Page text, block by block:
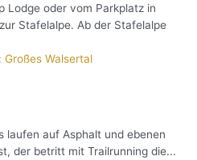
Lodge oder vom Parkplatz in
Stafelalpe. Ab der Stafelalpe
Großes Walsertal
laufen auf Asphalt und ebenen
der betritt mit Trailrunning die...